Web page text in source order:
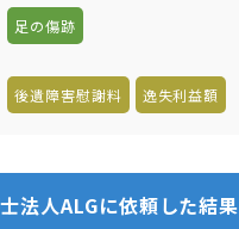
足の傷跡
後遺障害慰謝料 逸失利益額
法人ALGに依頼した結果